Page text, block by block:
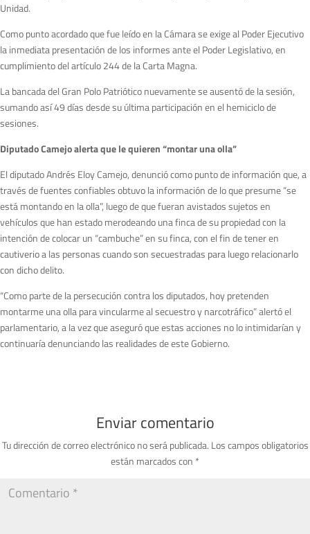
Unidad.
Como punto acordado que fue leído en la Cámara se exige al Poder Ejecutivo
la inmediata presentación de los informes ante el Poder Legislativo, en
cumplimiento del artículo 244 de la Carta Magna.
La bancada del Gran Polo Patriótico nuevamente se ausentó de la sesión,
sumando así 49 días desde su última participación en el hemiciclo de
sesiones.
Diputado Camejo alerta que le quieren “montar una olla”
El diputado Andrés Eloy Camejo, denunció como punto de información que, a
través de fuentes confiables obtuvo la información de lo que presume “se
está montando en la olla”, luego de que fueran avistados sujetos en
vehículos que han estado merodeando una finca de su propiedad con la
intención de colocar un “cambuche” en su finca, con el fin de tener en
cautiverio a las personas cuando son secuestradas para luego relacionarlo
con dicho delito.
“Como parte de la persecución contra los diputados, hoy pretenden
montarme una olla para vincularme al secuestro y narcotráfico” alertó el
parlamentario, a la vez que aseguró que estas acciones no lo intimidarían y
continuaría denunciando las realidades de este Gobierno.
Enviar comentario
Tu dirección de correo electrónico no será publicada. Los campos obligatorios
están marcados con *